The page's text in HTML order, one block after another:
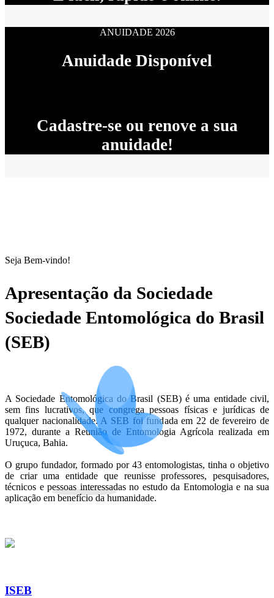
ANUIDADE 2026
Anuidade Disponível
Cadastre-se ou renove a sua
anuidade!
Seja Bem-vindo!
Apresentação da Sociedade
Sociedade Entomológica do Brasil
(SEB)
A Sociedade Entomológica do Brasil (SEB) é uma entidade civil,
sem fins lucrativos, que congrega pessoas físicas e jurídicas de
qualquer nacionalidade. A SEB foi fundada em 22 de fevereiro de
1972, durante a Reunião de Entomologia Agrícola realizada em
Uruçuca, Bahia.
O grupo fundador, formado por 43 entomologistas, tinha o objetivo
de criar uma entidade que reunisse professores, pesquisadores,
técnicos e pessoas interessadas no estudo da Entomologia e na sua
aplicação em benefício da humanidade.
ISEB